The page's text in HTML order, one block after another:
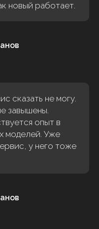
новый работает.
сказать не могу.
завышены.
опыт в
моделей. Уже
у него тоже